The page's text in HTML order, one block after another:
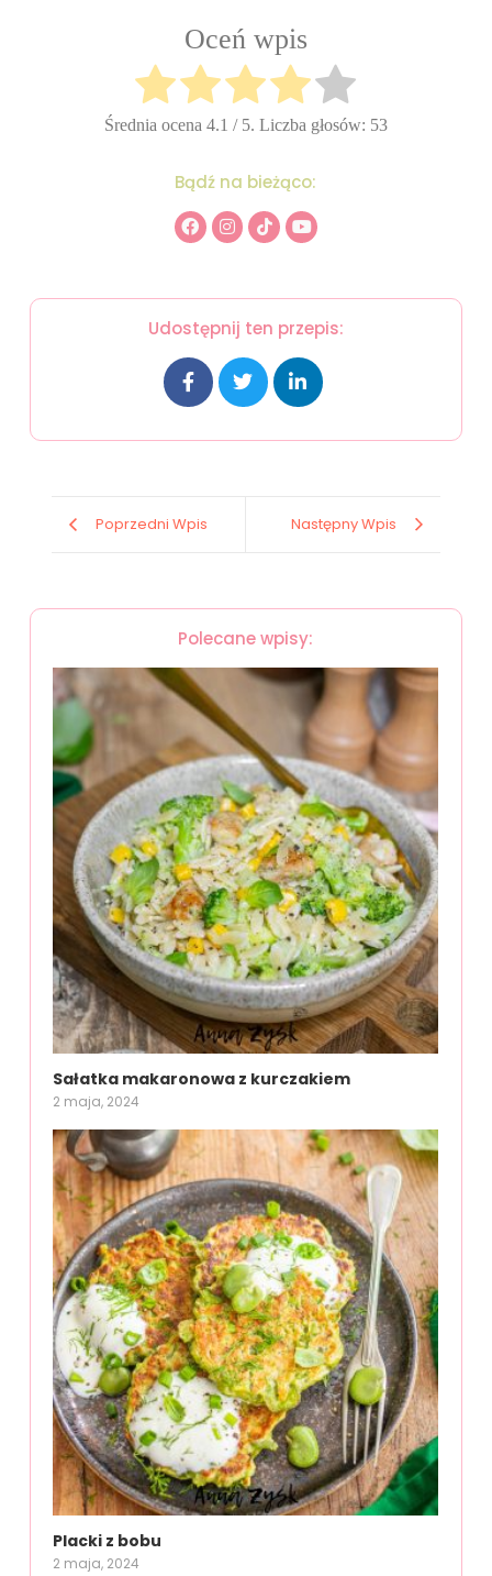
Oceń wpis
Średnia ocena 4.1 / 5. Liczba głosów: 53
Bądź na bieżąco:
Udostępnij ten przepis:
Poprzedni Wpis Następny Wpis
Polecane wpisy:
Sałatka makaronowa z kurczakiem
2 maja, 2024
Placki z bobu
2 maja, 2024